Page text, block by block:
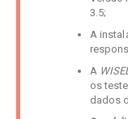
3.5;
A
A
os
dados